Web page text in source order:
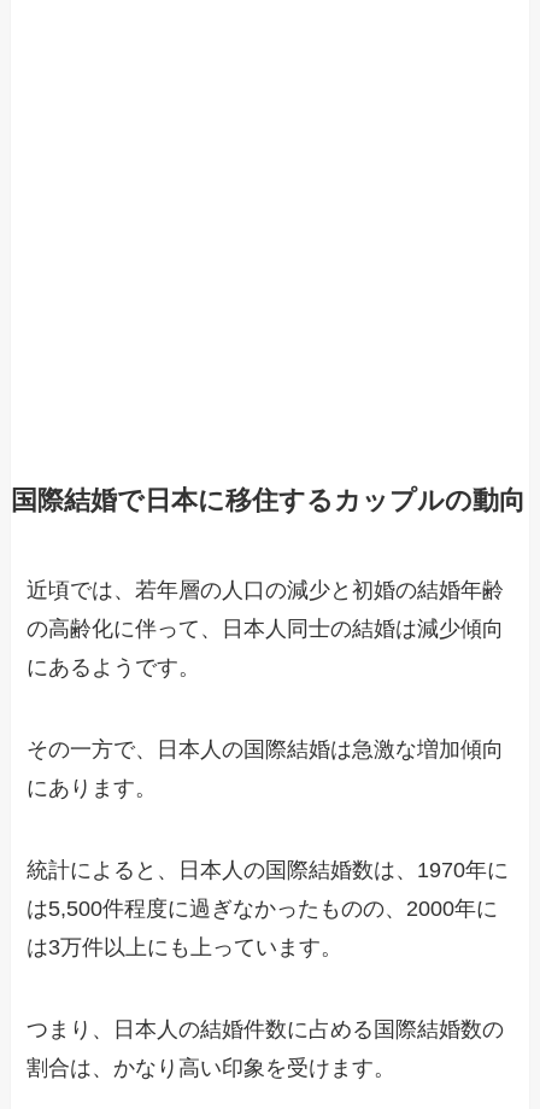
国際結婚で日本に移住するカップルの動向
近頃では、若年層の人口の減少と初婚の結婚年齢
の高齢化に伴って、日本人同士の結婚は減少傾向
にあるようです。
その一方で、日本人の国際結婚は急激な増加傾向
にあります。
統計によると、日本人の国際結婚数は、1970年に
は5,500件程度に過ぎなかったものの、2000年に
は3万件以上にも上っています。
つまり、日本人の結婚件数に占める国際結婚数の
割合は、かなり高い印象を受けます。